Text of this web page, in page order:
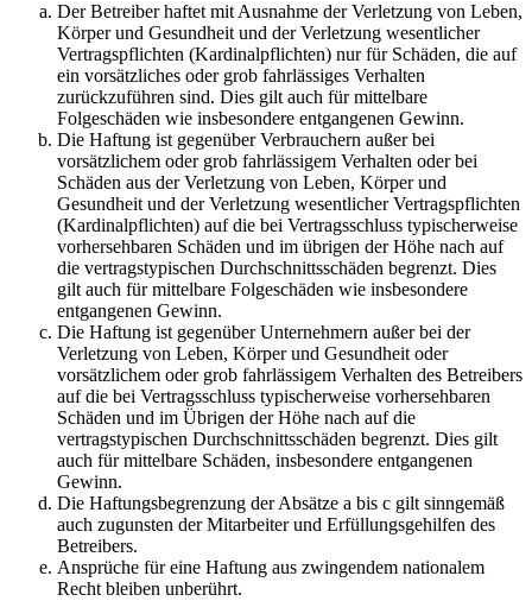
Der Betreiber haftet mit Ausnahme der Verletzung von Leben,
Körper und Gesundheit und der Verletzung wesentlicher
Vertragspflichten (Kardinalpflichten) nur für Schäden, die auf
ein vorsätzliches oder grob fahrlässiges Verhalten
zurückzuführen sind. Dies gilt auch für mittelbare
Folgeschäden wie insbesondere entgangenen Gewinn.
Die Haftung ist gegenüber Verbrauchern außer bei
vorsätzlichem oder grob fahrlässigem Verhalten oder bei
Schäden aus der Verletzung von Leben, Körper und
Gesundheit und der Verletzung wesentlicher Vertragspflichten
(Kardinalpflichten) auf die bei Vertragsschluss typischerweise
vorhersehbaren Schäden und im übrigen der Höhe nach auf
die vertragstypischen Durchschnittsschäden begrenzt. Dies
gilt auch für mittelbare Folgeschäden wie insbesondere
entgangenen Gewinn.
Die Haftung ist gegenüber Unternehmern außer bei der
Verletzung von Leben, Körper und Gesundheit oder
vorsätzlichem oder grob fahrlässigem Verhalten des Betreibers
auf die bei Vertragsschluss typischerweise vorhersehbaren
Schäden und im Übrigen der Höhe nach auf die
vertragstypischen Durchschnittsschäden begrenzt. Dies gilt
auch für mittelbare Schäden, insbesondere entgangenen
Gewinn.
Die Haftungsbegrenzung der Absätze a bis c gilt sinngemäß
auch zugunsten der Mitarbeiter und Erfüllungsgehilfen des
Betreibers.
Ansprüche für eine Haftung aus zwingendem nationalem
Recht bleiben unberührt.